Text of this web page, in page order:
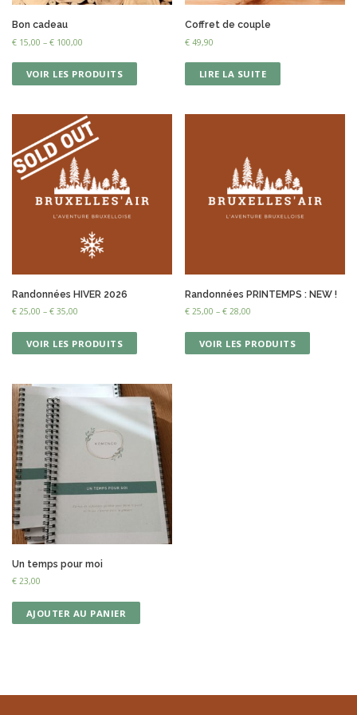
Bon cadeau
€ 15,00 – € 100,00
VOIR LES PRODUITS
Coffret de couple
€ 49,90
LIRE LA SUITE
Randonnées HIVER 2026
€ 25,00 – € 35,00
VOIR LES PRODUITS
Randonnées PRINTEMPS : NEW !
€ 25,00 –€ 28,00
VOIR LES PRODUITS
Un temps pour moi
€ 23,00
AJOUTER AU PANIER